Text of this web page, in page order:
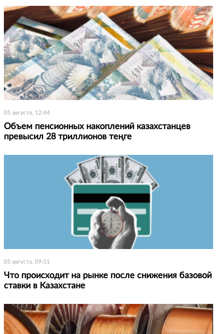
05 августа, 12:44
Объем пенсионных накоплений казахстанцев
превысил 28 триллионов теңге
05 августа, 09:51
Что происходит на рынке после снижения базовой
ставки в Казахстане